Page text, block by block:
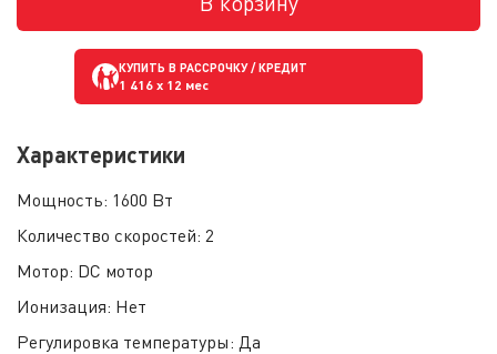
КУПИТЬ В РАССРОЧКУ / КРЕДИТ
1 416 x 12 мес
Характеристики
Мощность: 1600 Вт
Количество скоростей: 2
Мотор: DC мотор
Ионизация: Нет
Регулировка температуры: Да